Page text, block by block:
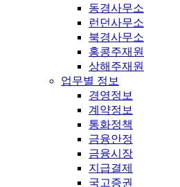
동경사무소
런던사무소
북경사무소
홍콩주재원
상해주재원
업무별 정보
경영정보
계약정보
통화정책
금융안정
금융시장
지급결제
국고증권